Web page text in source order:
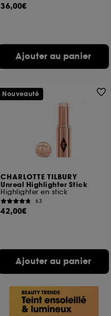
36,00€
Ajouter au panier
CHARLOTTE TILBURY
Unreal Highlighter Stick
Highlighter en stick
63
42,00€
Ajouter au panier
Nouveauté